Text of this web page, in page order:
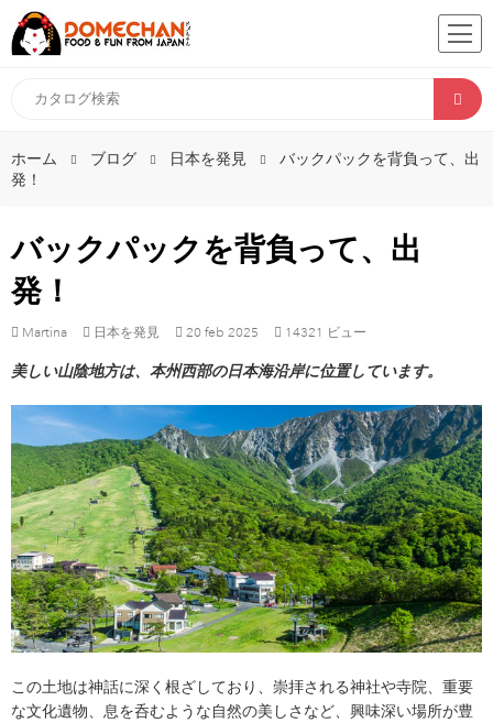
ホーム ブログ 日本を発見
バックパックを背負って、出
発！
バックパックを背負って、出
発！
Martina 日本を発見 20 feb 2025 14321 ビュー
美しい山陰地方は、本州西部の日本海沿岸に位置しています。
この土地は神話に深く根ざしており、崇拝される神社や寺院、重要
な文化遺物、息を呑むような自然の美しさなど、興味深い場所が豊